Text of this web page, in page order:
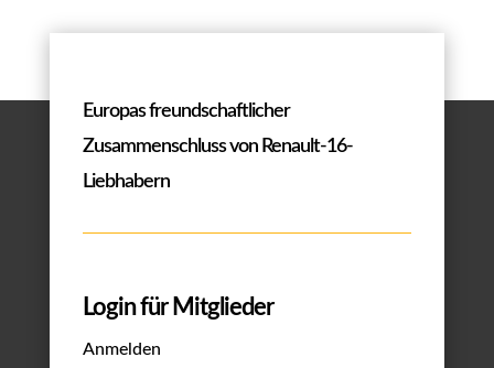
Europas freundschaftlicher
Zusammenschluss von Renault-16-
Liebhabern
Login für Mitglieder
Anmelden